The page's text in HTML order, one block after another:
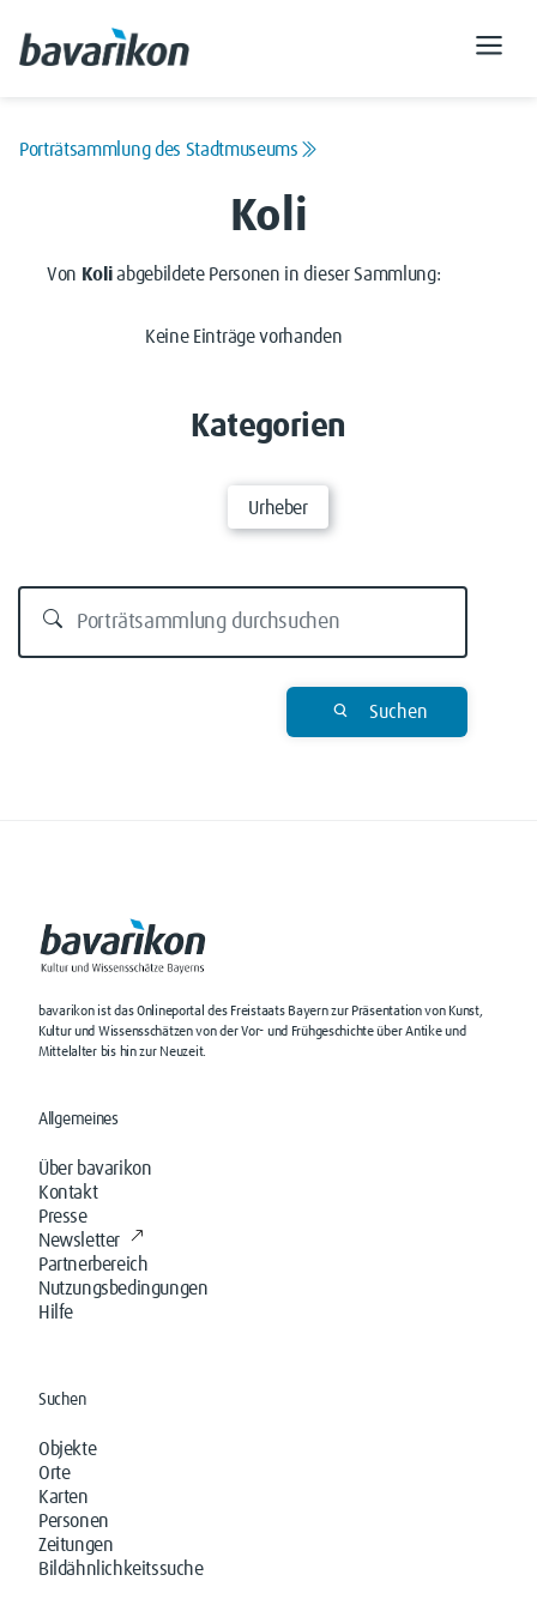
Porträtsammlung des Stadtmuseums
Koli
Von Koliabgebildete Personen in dieser Sammlung:
Keine Einträge vorhanden
Kategorien
Urheber
Suchen
bavarikon ist das Onlineportal des Freistaats Bayern zur Präsentation von Kunst,
Kultur und Wissensschätzen von der Vor- und Frühgeschichte über Antike und
Mittelalter bis hin zur Neuzeit.
Allgemeines
Über bavarikon
Kontakt
Presse
Newsletter
Partnerbereich
Nutzungsbedingungen
Hilfe
Suchen
Objekte
Orte
Karten
Personen
Zeitungen
Bildähnlichkeitssuche